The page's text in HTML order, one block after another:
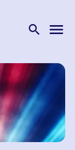
search menu